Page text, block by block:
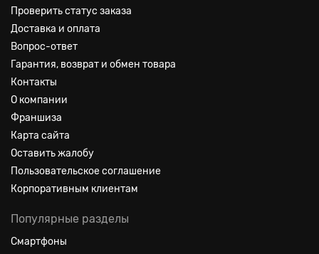
Проверить статус заказа
Доставка и оплата
Вопрос-ответ
Гарантия, возврат и обмен товара
Контакты
О компании
Франшиза
Карта сайта
Оставить жалобу
Пользовательское соглашение
Корпоративным клиентам
Популярные разделы
Смартфоны